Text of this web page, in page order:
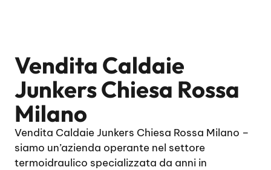
Vendita Caldaie
Junkers Chiesa Rossa
Milano
Vendita Caldaie Junkers Chiesa Rossa Milano –
siamo un’azienda operante nel settore
termoidraulico specializzata da anni in